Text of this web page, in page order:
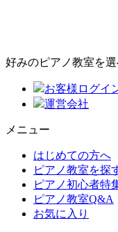
好みのピアノ教室を選
お客様ログイ
運営会社
メニュー
はじめての方へ
ピアノ教室を探
ピアノ初心者特
ピアノ教室Q&A
お気に入り